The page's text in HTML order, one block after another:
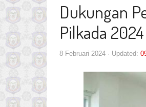
Dukungan
Pilkada 2024
8 Februari 2024 Updated: